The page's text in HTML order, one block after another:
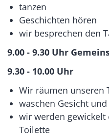
tanzen
Geschichten hören
wir besprechen den
9.00 - 9.30 Uhr
9.30 - 10.00 Uhr
Wir räumen unseren
waschen Gesicht
wir werden gewickelt
Toilette